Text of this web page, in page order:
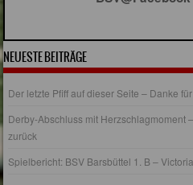
NEUESTE BEITRÄGE
Der letzte Pfiff auf dieser Seite – Danke
Derby-Abschluss mit Herzschlagmoment
zurück
Spielbericht: BSV Barsbüttel 1. B –